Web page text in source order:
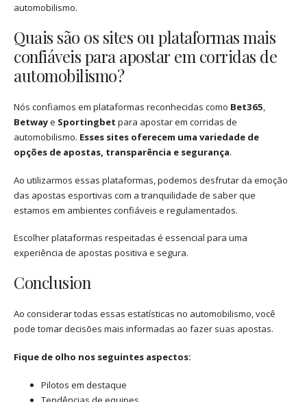
automobilismo.
Quais são os sites ou plataformas mais
confiáveis para apostar em corridas de
automobilismo?
Nós confiamos em plataformas reconhecidas como Bet365,
Betwaye Sportingbet para apostar em corridas de
automobilismo. Esses sites oferecem uma variedade de
opções de apostas, transparência e segurança.
Ao utilizarmos essas plataformas, podemos desfrutar da emoção
das apostas esportivas com a tranquilidade de saber que
estamos em ambientes confiáveis e regulamentados.
Escolher plataformas respeitadas é essencial para uma
experiência de apostas positiva e segura.
Conclusion
Ao considerar todas essas estatísticas no automobilismo, você
pode tomar decisões mais informadas ao fazer suas apostas.
Fique de olho nos seguintes aspectos:
Pilotos em destaque